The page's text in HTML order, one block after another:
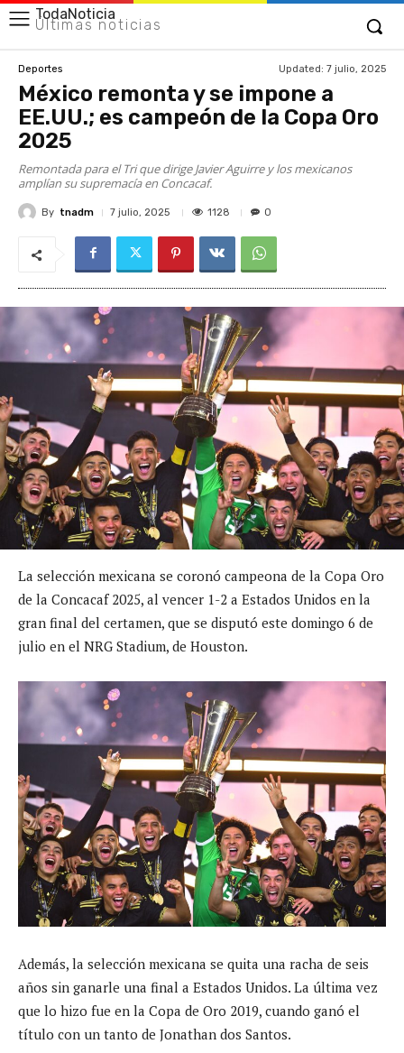
TodaNoticia
Últimas noticias
Deportes Updated: 7 julio, 2025
México remonta y se impone a
EE.UU.; es campeón de la Copa Oro
2025
Remontada para el Tri que dirige Javier Aguirre y los mexicanos
amplían su supremacía en Concacaf.
By tnadm 7 julio, 2025 1128 0
La selección mexicana se coronó campeona de la Copa Oro
de la Concacaf 2025, al vencer 1-2 a Estados Unidos en la
gran final del certamen, que se disputó este domingo 6 de
julio en el NRG Stadium, de Houston.
Además, la selección mexicana se quita una racha de seis
años sin ganarle una final a Estados Unidos. La última vez
que lo hizo fue en la Copa de Oro 2019, cuando ganó el
título con un tanto de Jonathan dos Santos.